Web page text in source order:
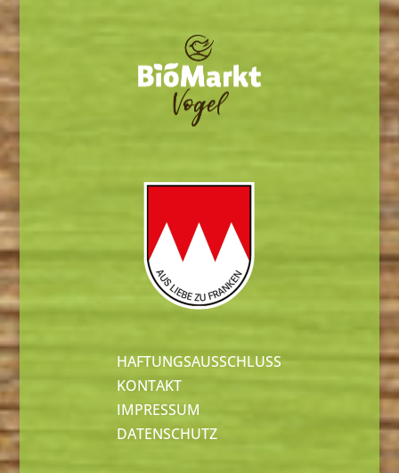
HAFTUNGSAUSSCHLUSS
KONTAKT
IMPRESSUM
DATENSCHUTZ